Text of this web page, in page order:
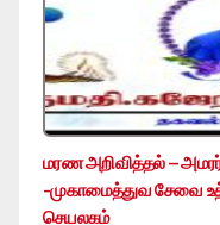
மரண அறிவித்தல் –
-முகாமைத்துவ சேவை
செயலகம்